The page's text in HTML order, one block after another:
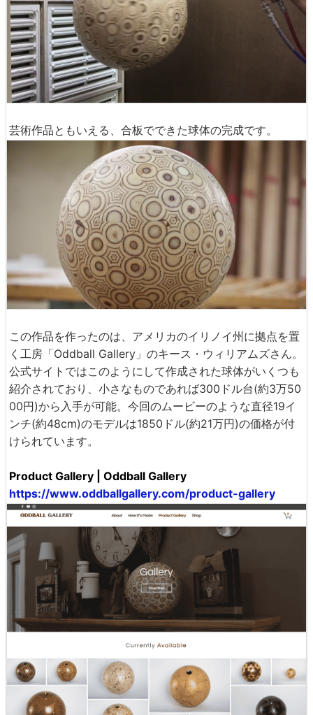
芸術作品ともいえる、合板でできた球体の完成です。
この作品を作ったのは、アメリカのイリノイ州に拠点を置
く工房「Oddball Gallery」のキース・ウィリアムズさん。
公式サイトではこのようにして作成された球体がいくつも
紹介されており、小さなものであれば300ドル台(約3万50
00円)から入手が可能。今回のムービーのような直径19イ
ンチ(約48cm)のモデルは1850ドル(約21万円)の価格が付
けられています。
Product Gallery | Oddball Gallery
https://www.oddballgallery.com/product-gallery